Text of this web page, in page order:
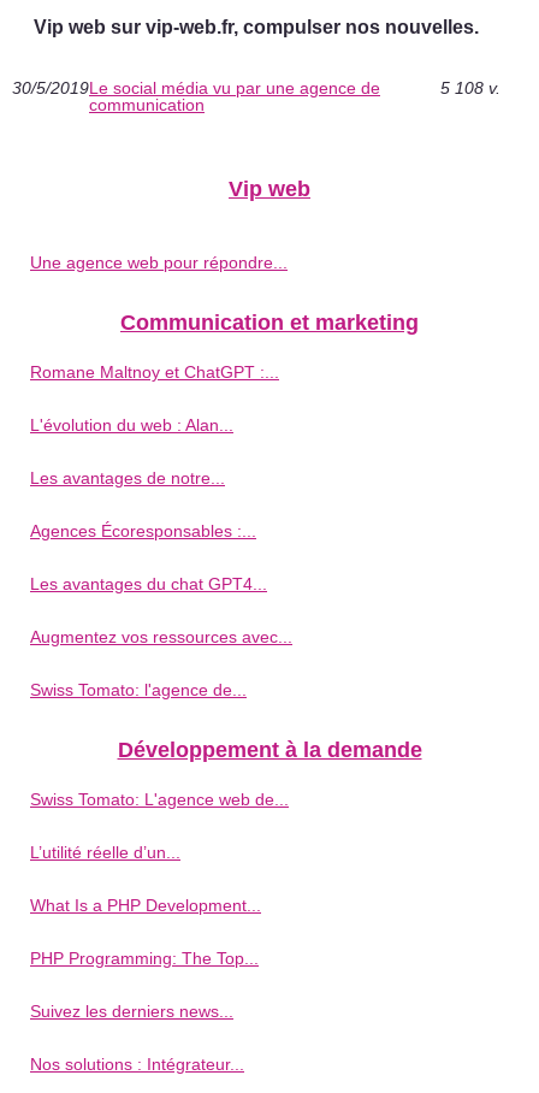
Vip web sur vip-web.fr, compulser nos nouvelles.
30/5/2019Le social média vu par une agence de
communication
5 108 v.
Vip web
Une agence web pour répondre...
Communication et marketing
Romane Maltnoy et ChatGPT :...
L'évolution du web : Alan...
Les avantages de notre...
Agences Écoresponsables :...
Les avantages du chat GPT4...
Augmentez vos ressources avec...
Swiss Tomato: l'agence de...
Développement à la demande
Swiss Tomato: L'agence web de...
L’utilité réelle d’un...
What Is a PHP Development...
PHP Programming: The Top...
Suivez les derniers news...
Nos solutions : Intégrateur...